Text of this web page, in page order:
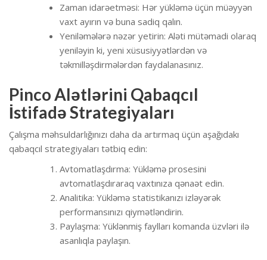
Zaman idarəetməsi: Hər yükləmə üçün müəyyən
vaxt ayırın və buna sadiq qalın.
Yeniləmələrə nəzər yetirin: Aləti mütəmadi olaraq
yeniləyin ki, yeni xüsusiyyətlərdən və
təkmilləşdirmələrdən faydalanasınız.
Pinco Alətlərini Qabaqcıl
İstifadə Strategiyaları
Çalışma məhsuldarlığınızı daha da artırmaq üçün aşağıdakı
qabaqcıl strategiyaları tətbiq edin:
Avtomatlaşdırma: Yükləmə prosesini
avtomatlaşdıraraq vaxtınıza qənaət edin.
Analitika: Yükləmə statistikanızı izləyərək
performansınızı qiymətləndirin.
Paylaşma: Yüklənmiş faylları komanda üzvləri ilə
asanlıqla paylaşın.